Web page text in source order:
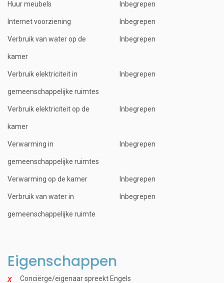
Huur meubels Inbegrepen
Internet voorziening Inbegrepen
Verbruik van water op de
kamer
Inbegrepen
Verbruik elektriciteit in
gemeenschappelijke ruimtes
Inbegrepen
Verbruik elektriciteit op de
kamer
Inbegrepen
Verwarming in
gemeenschappelijke ruimtes
Inbegrepen
Verwarming op de kamer Inbegrepen
Verbruik van water in
gemeenschappelijke ruimte
Inbegrepen
Eigenschappen
Conciërge/eigenaar spreekt Engels